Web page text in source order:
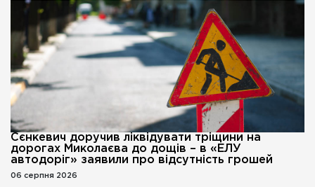
Сєнкевич доручив ліквідувати тріщини на
дорогах Миколаєва до дощів – в «ЕЛУ
автодоріг» заявили про відсутність грошей
06 серпня 2026